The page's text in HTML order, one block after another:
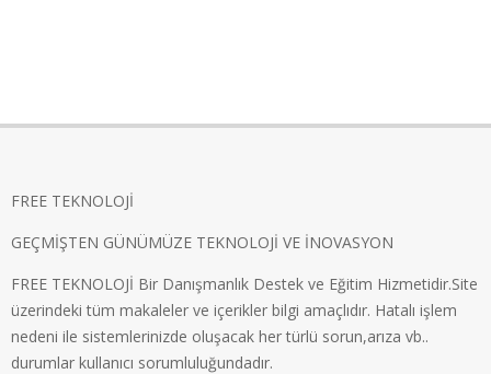
FREE TEKNOLOJİ
GEÇMİŞTEN GÜNÜMÜZE TEKNOLOJİ VE İNOVASYON
FREE TEKNOLOJİ Bir Danışmanlık Destek ve Eğitim Hizmetidir.Site
üzerindeki tüm makaleler ve içerikler bilgi amaçlıdır. Hatalı işlem
nedeni ile sistemlerinizde oluşacak her türlü sorun,arıza vb..
durumlar kullanıcı sorumluluğundadır.